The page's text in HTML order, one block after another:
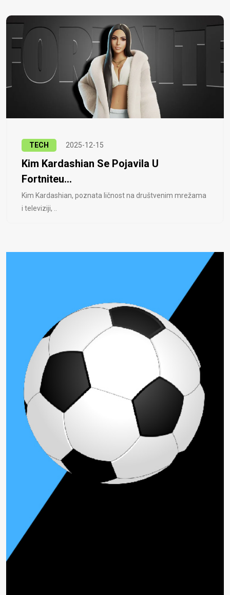
TECH 2025-12-15
Kim Kardashian Se Pojavila U
Fortniteu...
Kim Kardashian, poznata ličnost na društvenim mrežama
i televiziji, ..